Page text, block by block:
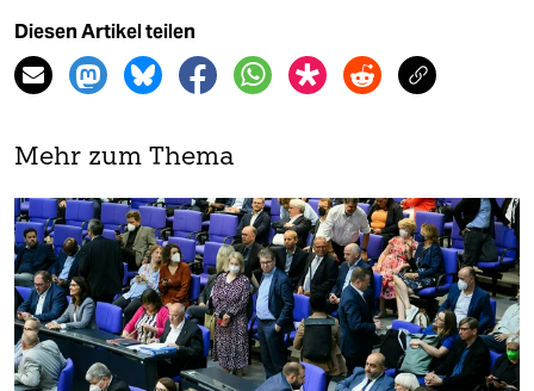
Diesen Artikel teilen
Mehr zum Thema